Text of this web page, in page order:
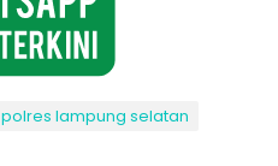
polres lampung selatan